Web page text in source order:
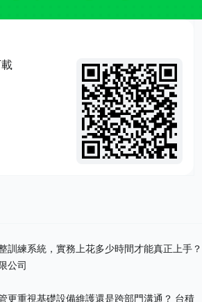
訓練系統，實務上花多少時間才能真正上手？
公司
更重視基礎設備維護還是跨部門溝通？ 台積